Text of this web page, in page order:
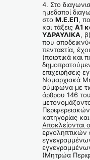
4. Στο
ημεδαποί
στο Μ.Ε.ΕΠ,
και τάξεις Α1
ΥΔΡΑΥΛΙΚΑ,
που
πενταετία,
(ποιοτικά και
επιχειρήσεις
Νομαρχιακά
σύμφωνα με
άρθρου 146
κατηγορίας
Αποκλείονται
εργοληπτικών
(Μητρώα